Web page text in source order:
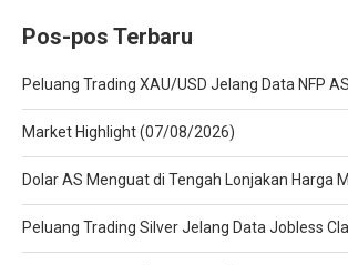
Pos-pos Terbaru
Peluang Trading XAU/USD Jelang Data NFP AS
Market Highlight (07/08/2026)
Dolar AS Menguat di Tengah Lonjakan Harga
Peluang Trading Silver Jelang Data Jobless